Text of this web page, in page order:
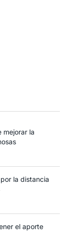
mejorar la
la distancia
el aporte